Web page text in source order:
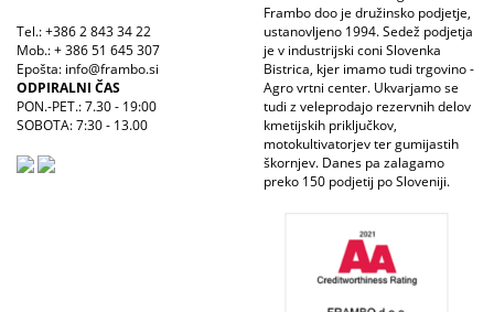
Tel.: +386 2 843 34 22
Mob.: + 386 51 645 307
Epošta: info@frambo.si
ODPIRALNI ČAS
PON.-PET.: 7.30 - 19:00
SOBOTA: 7:30 - 13.00
Frambo doo je družinsko podjetje,
ustanovljeno 1994. Sedež podjetja
je v industrijski coni Slovenka
Bistrica, kjer imamo tudi trgovino -
Agro vrtni center. Ukvarjamo se
tudi z veleprodajo rezervnih delov
kmetijskih priključkov,
motokultivatorjev ter gumijastih
škornjev. Danes pa zalagamo
preko 150 podjetij po Sloveniji.